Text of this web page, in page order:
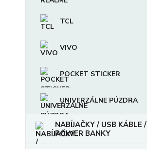
TCL
VIVO
POCKET STICKER
UNIVERZÁLNE PÚZDRA
NABÍJAČKY / USB KÁBLE /
POWER BANKY